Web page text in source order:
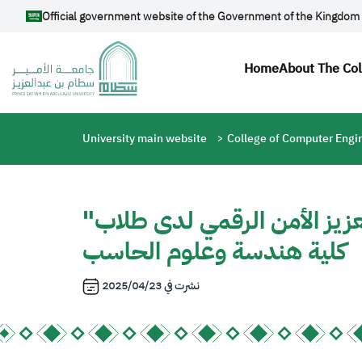
Skip to main content
Official government website of the Government of the Kingdom
Main
HomeAbout The
Breadcrumb
University main website College of Computer
"كن ذكيًا في العالم الرقمي".. ورشة توعوية لتعزيز الأمن الرقمي لدى طلاب
كلية هندسة وعلوم الحاسب
نشرت في2025/04/23